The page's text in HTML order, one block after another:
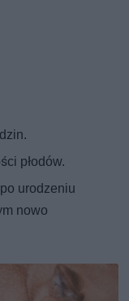
płodów.
urodzeniu
nowo